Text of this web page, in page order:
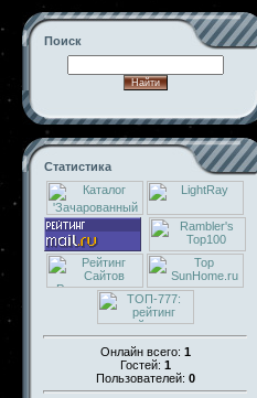
Поиск
Статистика
Онлайн всего: 1
Гостей: 1
Пользователей: 0